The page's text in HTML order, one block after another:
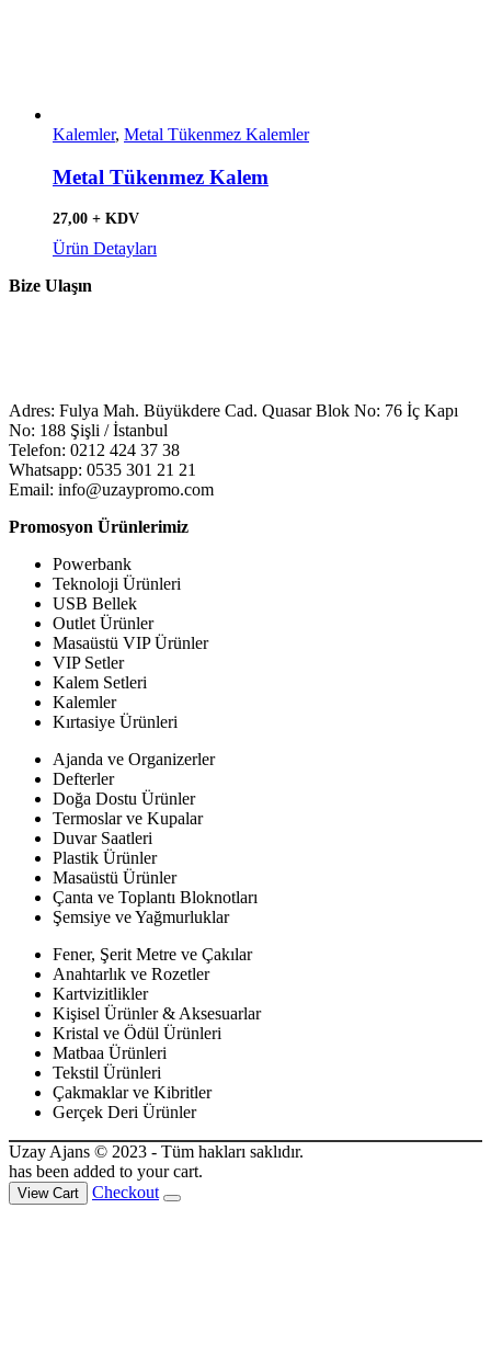
Kalemler, Metal Tükenmez Kalemler
Metal Tükenmez Kalem
27,00 + KDV
Ürün Detayları
Bize Ulaşın
Adres: Fulya Mah. Büyükdere Cad. Quasar Blok No: 76 İç Kapı
No: 188 Şişli / İstanbul
Telefon: 0212 424 37 38
Whatsapp: 0535 301 21 21
Email: info@uzaypromo.com
Promosyon Ürünlerimiz
Powerbank
Teknoloji Ürünleri
USB Bellek
Outlet Ürünler
Masaüstü VIP Ürünler
VIP Setler
Kalem Setleri
Kalemler
Kırtasiye Ürünleri
Ajanda ve Organizerler
Defterler
Doğa Dostu Ürünler
Termoslar ve Kupalar
Duvar Saatleri
Plastik Ürünler
Masaüstü Ürünler
Çanta ve Toplantı Bloknotları
Şemsiye ve Yağmurluklar
Fener, Şerit Metre ve Çakılar
Anahtarlık ve Rozetler
Kartvizitlikler
Kişisel Ürünler & Aksesuarlar
Kristal ve Ödül Ürünleri
Matbaa Ürünleri
Tekstil Ürünleri
Çakmaklar ve Kibritler
Gerçek Deri Ürünler
Uzay Ajans © 2023 - Tüm hakları saklıdır.
has been added to your cart.
View Cart Checkout